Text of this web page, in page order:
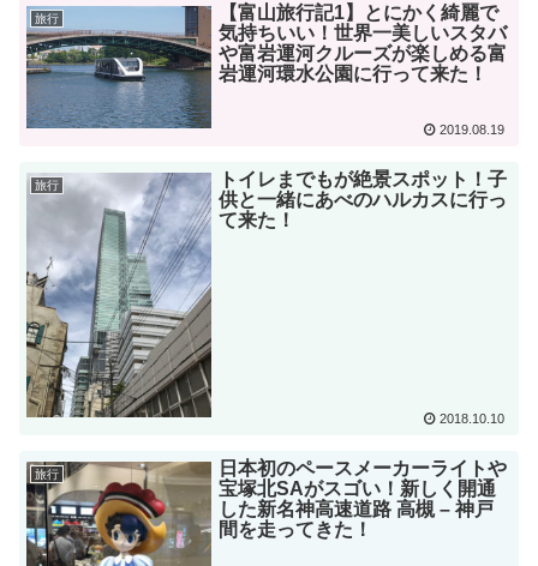
旅行
【富山旅行記1】とにかく綺麗で
気持ちいい！世界一美しいスタバ
や富岩運河クルーズが楽しめる富
岩運河環水公園に行って来た！
2019.08.19
旅行
トイレまでもが絶景スポット！子
供と一緒にあべのハルカスに行っ
て来た！
2018.10.10
旅行
日本初のペースメーカーライトや
宝塚北SAがスゴい！新しく開通
した新名神高速道路 高槻 – 神戸
間を走ってきた！